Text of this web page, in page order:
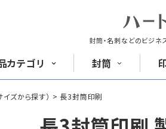
封筒・名刺などのビジネ
カテゴリ 封筒
角形封筒
ズから探す） 長3封筒印刷